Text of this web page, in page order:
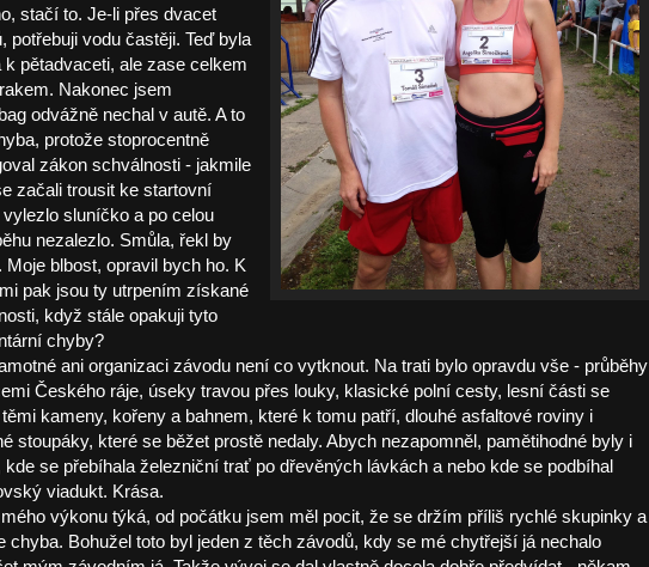
stačí to. Je-li přes dvacet
potřebuji vodu častěji. Teď byla
k pětadvaceti, ale zase celkem
Nakonec jsem
odvážně nechal v autě. A to
protože stoprocentně
zákon schválnosti - jakmile
začali trousit ke startovní
vylezlo sluníčko a po celou
nezalezlo. Smůla, řekl by
Moje blbost, opravil bych ho. K
pak jsou ty utrpením získané
když stále opakuji tyto
chyby?
ani organizaci závodu není co vytknout. Na trati bylo opravdu vše - průběhy
Českého ráje, úseky travou přes louky, klasické polní cesty, lesní části se
kameny, kořeny a bahnem, které k tomu patří, dlouhé asfaltové roviny i
stoupáky, které se běžet prostě nedaly. Abych nezapomněl, pamětihodné byly i
kde se přebíhala železniční trať po dřevěných lávkách a nebo kde se podbíhal
viadukt. Krása.
výkonu týká, od počátku jsem měl pocit, že se držím příliš rychlé skupinky a
chyba. Bohužel toto byl jeden z těch závodů, kdy se mé chytřejší já nechalo